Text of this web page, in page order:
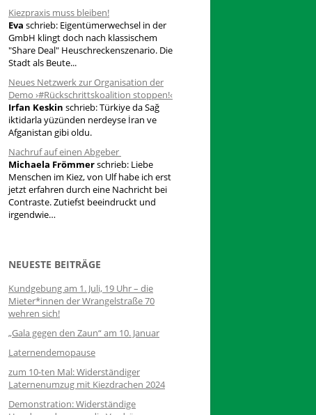
Kiezpraxis muss bleiben!
Eva schrieb: Eigentümerwechsel in der
GmbH klingt doch nach klassischem
"Share Deal" Heuschreckenszenario. Die
Stadt als Beute...
Neues Netzwerk zur Organisation der
Demo ›#Rückschrittskoalition stoppen!‹
Irfan Keskin schrieb:Türkiye da Sağ
iktidarla yüzünden nerdeyse İran ve
Afganistan gibi oldu.
Nachruf auf einen Abgeber
Michaela Frömmerschrieb: Liebe
Menschen im Kiez, von Ulf habe ich erst
jetzt erfahren durch eine Nachricht bei
Contraste. Zutiefst beeindruckt und
irgendwie…
NEUESTE BEITRÄGE
Kundgebung am 1. Juli, 19 Uhr – die
Mieter*innen der Wrangelstraße 70
wehren sich!
„Gala gegen den Zaun“ am 10. Januar
Laternendemopause
zum 10-ten Mal: Widerständiger
Laternenumzug mit Kiezdrachen 2024
Demonstration: Widerständige